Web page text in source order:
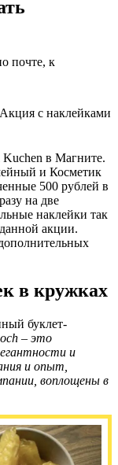
почте, к
с наклейками
в Магните.
и Косметик
500 рублей в
на две
наклейки так
акции.
в кружках
буклет-
– это
и
и опыт,
воплощены в